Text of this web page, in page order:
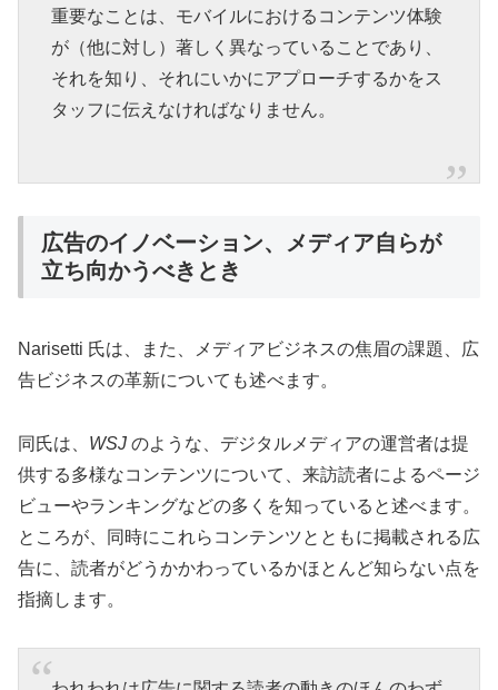
重要なことは、モバイルにおけるコンテンツ体験
が（他に対し）著しく異なっていることであり、
それを知り、それにいかにアプローチするかをス
タッフに伝えなければなりません。
広告のイノベーション、メディア自らが
立ち向かうべきとき
Narisetti 氏は、また、メディアビジネスの焦眉の課題、広
告ビジネスの革新についても述べます。
同氏は、 WSJ のような、デジタルメディアの運営者は提
供する多様なコンテンツについて、来訪読者によるページ
ビューやランキングなどの多くを知っていると述べます。
ところが、同時にこれらコンテンツとともに掲載される広
告に、読者がどうかかわっているかほとんど知らない点を
指摘します。